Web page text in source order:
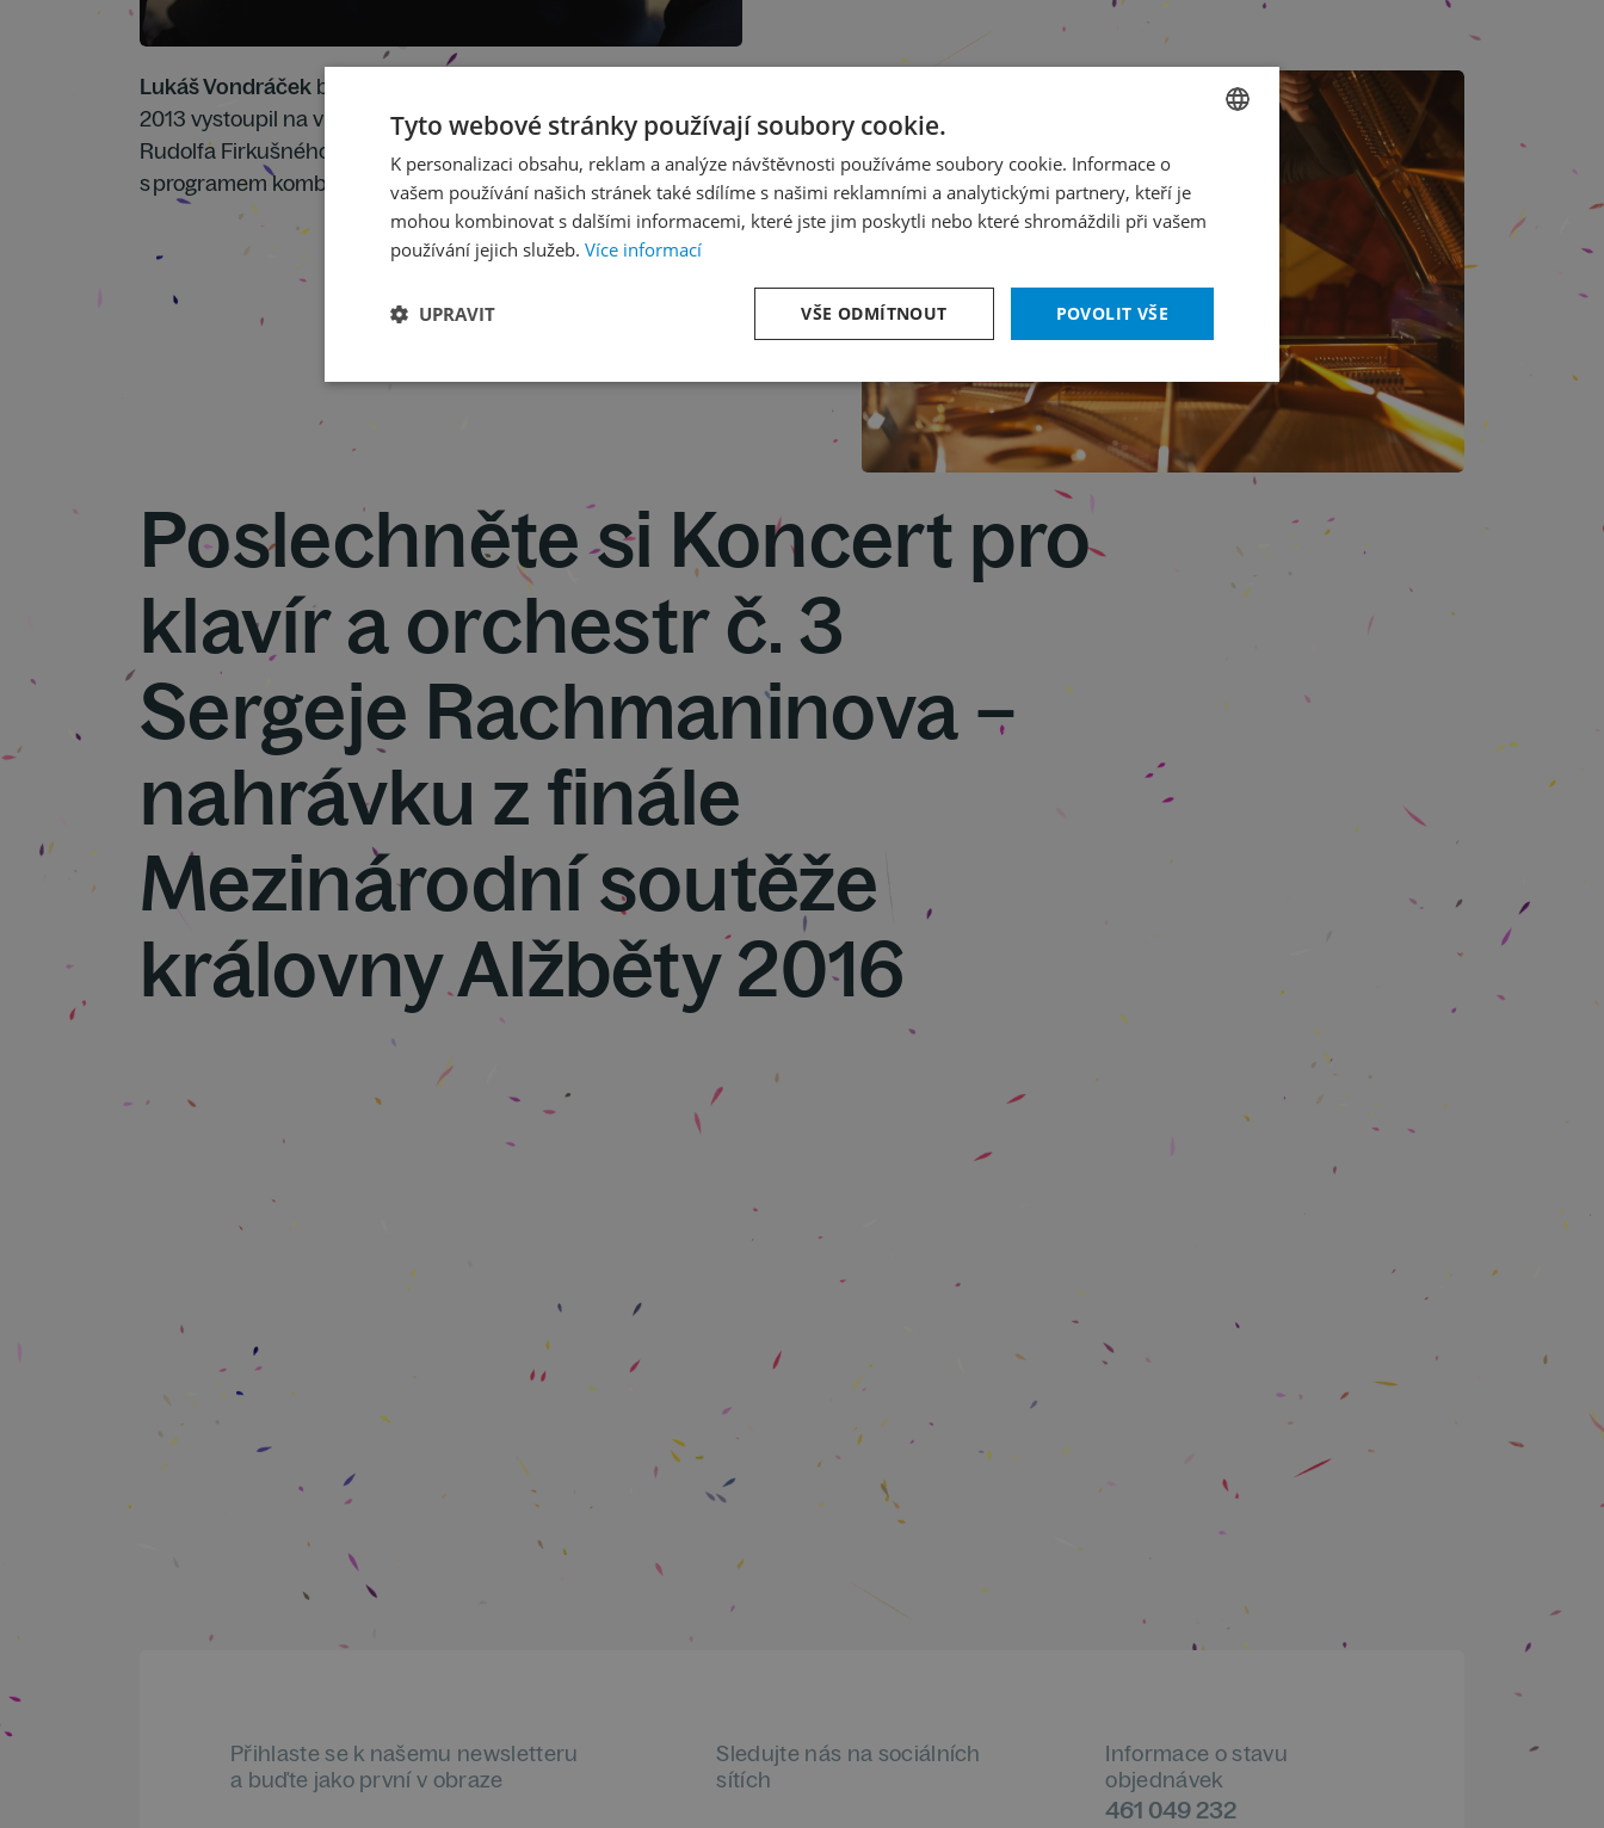
Lukáš Vondráček byl prvním českým klavíristou, který v roce
2013 vystoupil na vůbec prvním ročníku Klavírního Festivalu
Rudolfa Firkušného. V letošním roce se na festival vrací
s programem kombinujícím německou a slovanskou hudbu.
Poslechněte si Koncert pro
klavír a orchestr č. 3
Sergeje Rachmaninova –
nahrávku z finále
Mezinárodní soutěže
královny Alžběty 2016
Přihlaste se k našemu newsletteru
a buďte jako první v obraze
Sledujte nás na sociálních
sítích
Informace o stavu
objednávek
461 049 232
ENGLISH
Tyto webové stránky používají soubory cookie.
K personalizaci obsahu, reklam a analýze návštěvnosti používáme soubory cookie. Informace o
vašem používání našich stránek také sdílíme s našimi reklamními a analytickými partnery, kteří je
mohou kombinovat s dalšími informacemi, které jste jim poskytli nebo které shromáždili při vašem
používání jejich služeb. Více informací
POVOLIT VŠE
VŠE ODMÍTNOUT
UPRAVIT